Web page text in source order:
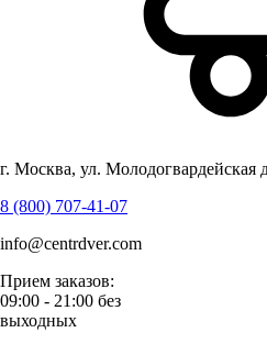
г. Москва, ул. Молодогвардейская
8 (800) 707-41-07
info@centrdver.com
Прием заказов:
09:00 - 21:00 без
выходных